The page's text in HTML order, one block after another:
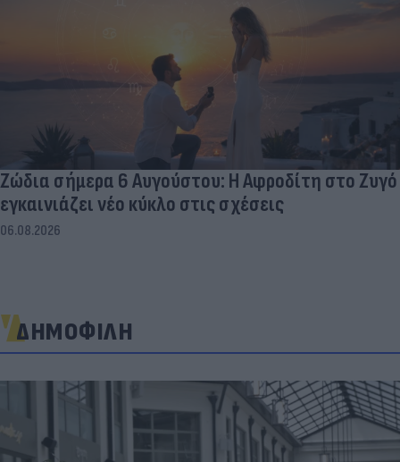
Ζώδια σήμερα 6 Αυγούστου: Η Αφροδίτη στο Ζυγό
εγκαινιάζει νέο κύκλο στις σχέσεις
06.08.2026
ΔΗΜΟΦΙΛΗ